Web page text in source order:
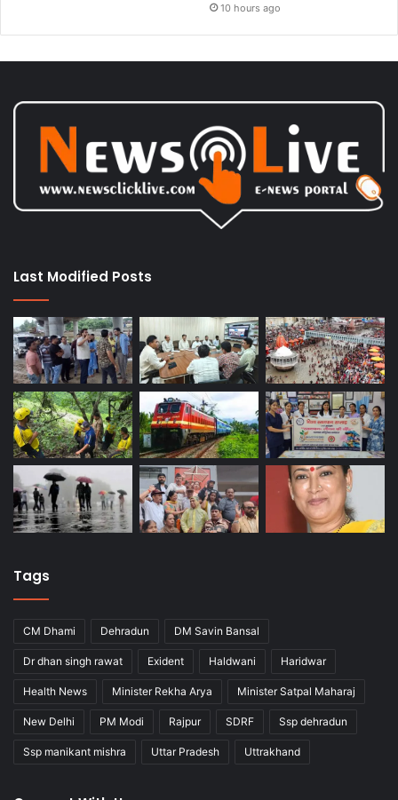
10 hours ago
Last Modified Posts
Tags
CM Dhami Dehradun DM Savin Bansal
Dr dhan singh rawat Exident Haldwani Haridwar
Health News Minister Rekha Arya Minister Satpal Maharaj
New Delhi PM Modi Rajpur SDRF Ssp dehradun
Ssp manikant mishra Uttar Pradesh Uttrakhand